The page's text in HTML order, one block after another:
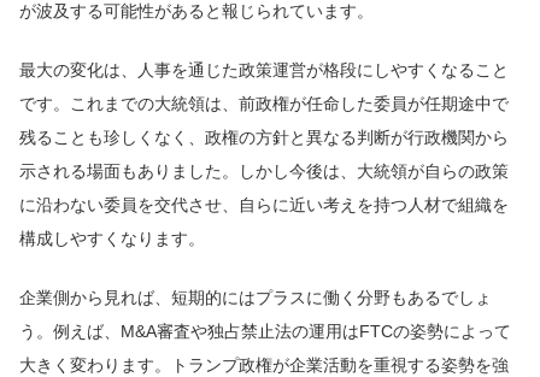
が波及する可能性があると報じられています。
最大の変化は、人事を通じた政策運営が格段にしやすくなること
です。これまでの大統領は、前政権が任命した委員が任期途中で
残ることも珍しくなく、政権の方針と異なる判断が行政機関から
示される場面もありました。しかし今後は、大統領が自らの政策
に沿わない委員を交代させ、自らに近い考えを持つ人材で組織を
構成しやすくなります。
企業側から見れば、短期的にはプラスに働く分野もあるでしょ
う。例えば、M&A審査や独占禁止法の運用はFTCの姿勢によって
大きく変わります。トランプ政権が企業活動を重視する姿勢を強